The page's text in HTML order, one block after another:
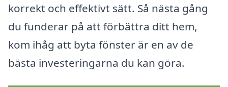
korrekt och effektivt sätt. Så nästa gång
du funderar på att förbättra ditt hem,
kom ihåg att byta fönster är en av de
bästa investeringarna du kan göra.